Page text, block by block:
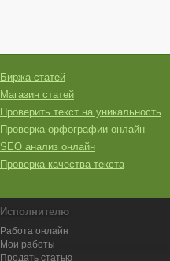
Биржа статей
Магазин статей
Проверить текст на уникальность
Проверка орфографии онлайн
SEO анализ онлайн
Проверка качества текста
Исполнителю
Работа онлайн
Мои работы
Продать статью